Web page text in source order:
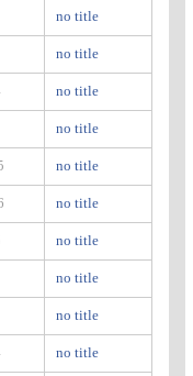
no title
no title
no title
no title
no title
no title
no title
no title
no title
no title